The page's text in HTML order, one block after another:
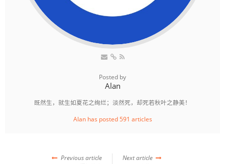
Posted by
Alan
既然生，就生如夏花之绚烂；淡然死，却死若秋叶之静美！
Alan has posted 591 articles
Previous article Next article